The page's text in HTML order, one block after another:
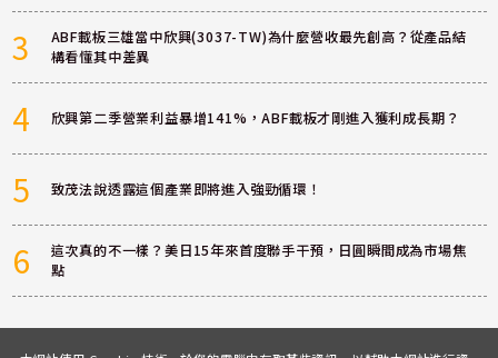
3
ABF載板三雄當中欣興(3037-TW)為什麼營收最先創高？從產品結
構看懂其中差異
4 欣興第二季營業利益暴增141%，ABF載板才剛進入獲利成長期？
5 致茂法說透露這個產業即將進入強勁循環！
6
這次真的不一樣？美日15年來首度聯手干預，日圓瞬間成為市場焦
點